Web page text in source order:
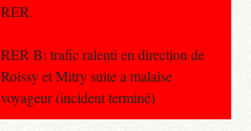
RER.
RER B: trafic ralenti en direction de
Roissy et Mitry suite a malaise
voyageur (incident terminé)